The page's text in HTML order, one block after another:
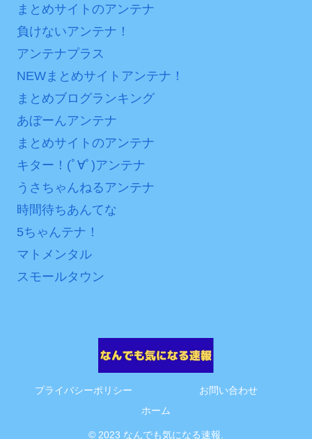
ァン衝撃
まとめサイトのアンテナ
負けないアンテナ！
アンテナプラス
NEWまとめサイトアンテナ！
まとめブログランキング
あぼーんアンテナ
まとめサイトのアンテナ
キター！(ﾟ∀ﾟ)アンテナ
うさちゃんねるアンテナ
時間待ちあんてな
5ちゃんテナ！
マトメンタル
スモールタウン
プライバシーポリシー
お問い合わせ
ホーム
© 2023 なんでも気になる速報.